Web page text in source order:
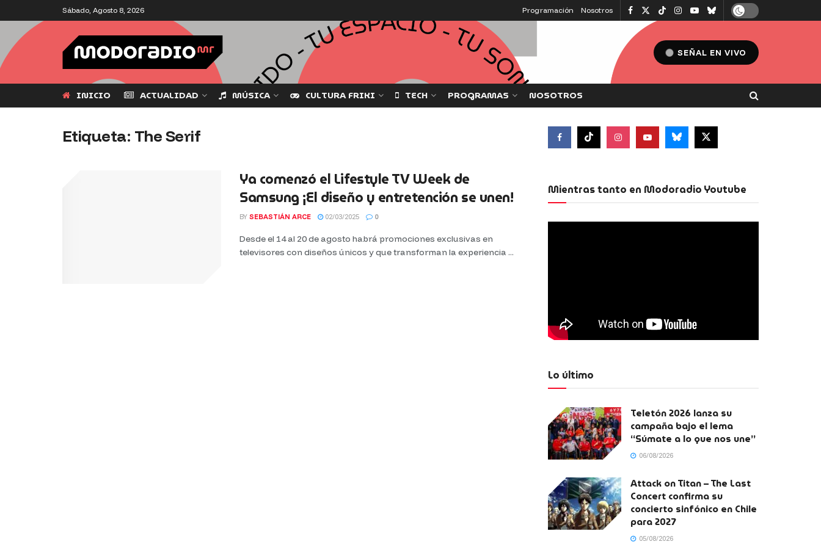
Sábado, Agosto 8, 2026 Programación Nosotros
SEÑAL EN VIVO
INICIO ACTUALIDAD MÚSICA CULTURA FRIKI TECH PROGRAMAS NOSOTROS
Etiqueta: The Serif
Ya comenzó el Lifestyle TV Week de
Samsung ¡El diseño y entretención se unen!
BY SEBASTIÁN ARCE 02/03/2025 0
Desde el 14 al 20 de agosto habrá promociones exclusivas en
televisores con diseños únicos y que transforman la experiencia ...
Mientras tanto en Modoradio Youtube
Lo último
Teletón 2026 lanza su
campaña bajo el lema
“Súmate a lo que nos une”
06/08/2026
Attack on Titan – The Last
Concert confirma su
concierto sinfónico en Chile
para 2027
05/08/2026